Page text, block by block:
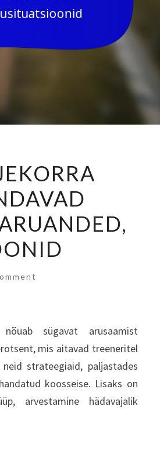
sügavat arusaamist
mis aitavad treeneritel
strateegiaid, paljastades
koosseise. Lisaks on
arvestamine hädavajalik